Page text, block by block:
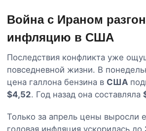
Война с Ираном
инфляцию в США
Последствия конфликта уже
повседневной жизни. В
цена галлона бензина в США
$4,52. Год назад она составляла
Только за апрель цены выросли
годовая инфляция ускорилась до